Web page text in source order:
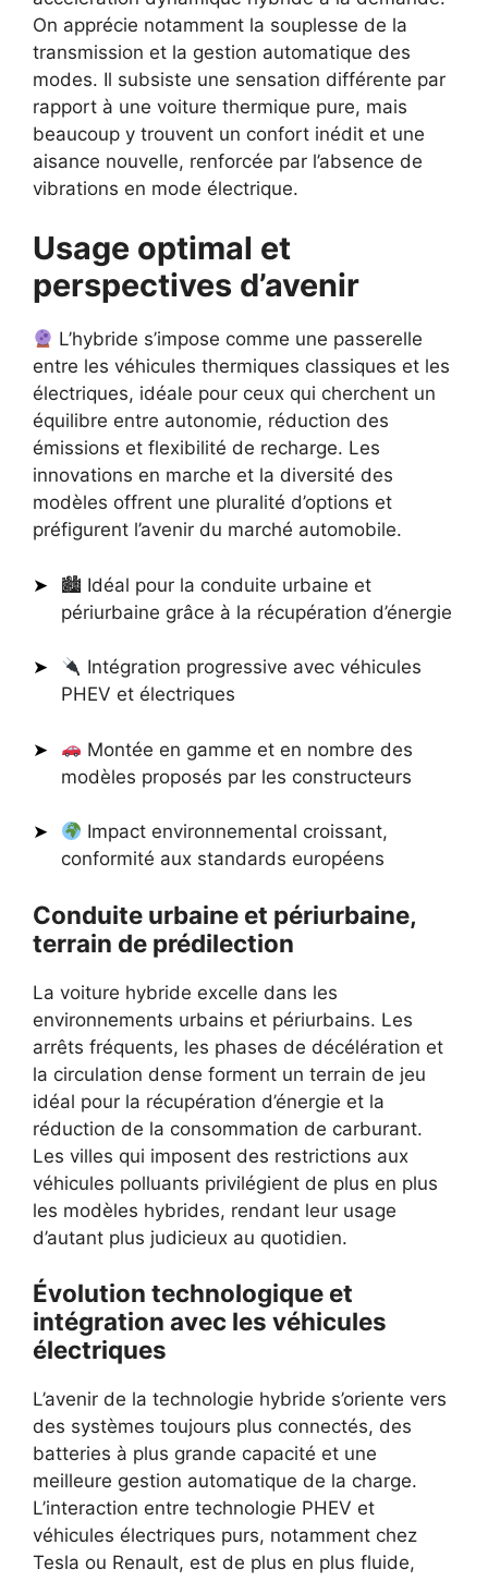
On apprécie notamment la souplesse de la
transmission et la gestion automatique des
modes. Il subsiste une sensation différente par
rapport à une voiture thermique pure, mais
beaucoup y trouvent un confort inédit et une
aisance nouvelle, renforcée par l’absence de
vibrations en mode électrique.
Usage optimal et
perspectives d’avenir
L’hybride s’impose comme une passerelle
entre les véhicules thermiques classiques et les
électriques, idéale pour ceux qui cherchent un
équilibre entre autonomie, réduction des
émissions et flexibilité de recharge. Les
innovations en marche et la diversité des
modèles offrent une pluralité d’options et
préfigurent l’avenir du marché automobile.
🏙 Idéal pour la conduite urbaine et
périurbaine grâce à la récupération d’énergie
Intégration progressive avec véhicules
PHEV et électriques
Montée en gamme et en nombre des
modèles proposés par les constructeurs
Impact environnemental croissant,
conformité aux standards européens
Conduite urbaine et périurbaine,
terrain de prédilection
La voiture hybride excelle dans les
environnements urbains et périurbains. Les
arrêts fréquents, les phases de décélération et
la circulation dense forment un terrain de jeu
idéal pour la récupération d’énergie et la
réduction de la consommation de carburant.
Les villes qui imposent des restrictions aux
véhicules polluants privilégient de plus en plus
les modèles hybrides, rendant leur usage
d’autant plus judicieux au quotidien.
Évolution technologique et
intégration avec les véhicules
électriques
L’avenir de la technologie hybride s’oriente vers
des systèmes toujours plus connectés, des
batteries à plus grande capacité et une
meilleure gestion automatique de la charge.
L’interaction entre technologie PHEV et
véhicules électriques purs, notamment chez
Tesla ou Renault, est de plus en plus fluide,